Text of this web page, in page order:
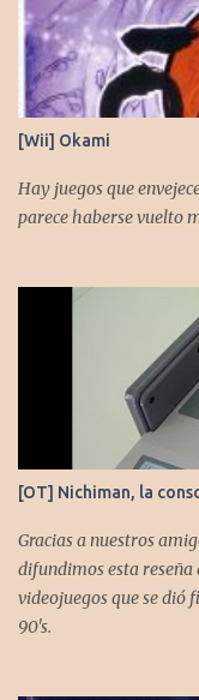
[Wii] Okami
Hay juegos que
parece haberse vuelto
[OT] Nichiman, la
Gracias a nuestros
difundimos esta
videojuegos que se dió
90's.